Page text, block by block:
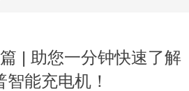
| 助您一分钟快速了解
智能充电机！